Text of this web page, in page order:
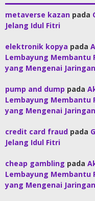
metaverse kazan pada
Jelang Idul Fitri
elektronik kopya pada
Lembayung Membantu
yang Mengenai
pump and dump pada
Lembayung Membantu
yang Mengenai
credit card fraud pada
Jelang Idul Fitri
cheap gambling pada
Lembayung Membantu
yang Mengenai